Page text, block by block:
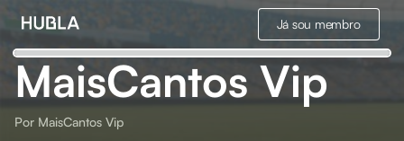
Já sou membro
MaisCantos Vip
Por MaisCantos Vip